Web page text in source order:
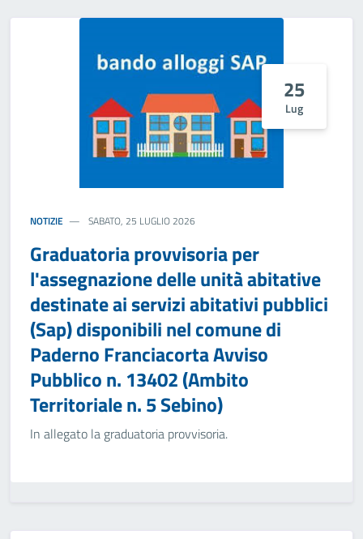
25
Lug
NOTIZIE SABATO, 25 LUGLIO 2026
Graduatoria provvisoria per
l'assegnazione delle unità abitative
destinate ai servizi abitativi pubblici
(Sap) disponibili nel comune di
Paderno Franciacorta Avviso
Pubblico n. 13402 (Ambito
Territoriale n. 5 Sebino)
In allegato la graduatoria provvisoria.